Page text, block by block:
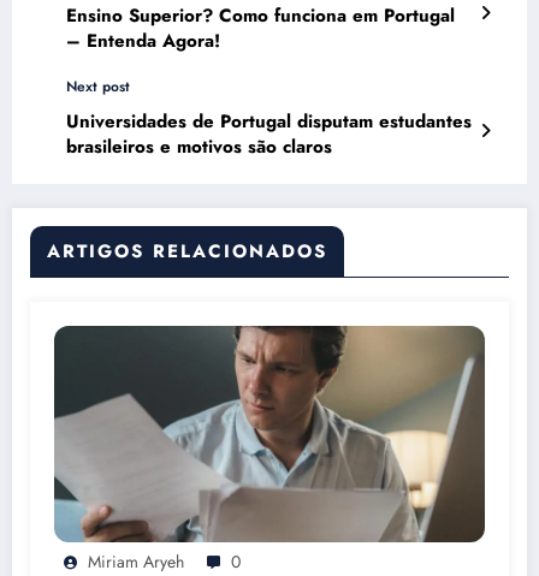
Ensino Superior? Como funciona em Portugal
– Entenda Agora!
Next post
Universidades de Portugal disputam estudantes
brasileiros e motivos são claros
ARTIGOS RELACIONADOS
Miriam Aryeh 0